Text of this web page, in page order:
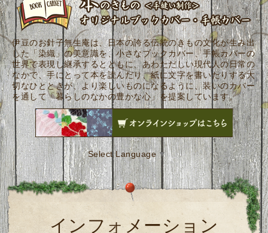
伊豆のお針子無生庵は、日本の誇る伝統のきもの文化が生み出
した「染織」の美意識を、小さなブックカバー、手帳カバーの
世界で表現し継承するとともに、あわただしい現代人の日常の
なかで、手にとって本を読んだり、紙に文字を書いたりする大
切なひとときが、より楽しいものになるように、装いのカバー
を通して「暮らしのなかの豊かな心」を提案しています。
Select Language ▼
インフォメーション